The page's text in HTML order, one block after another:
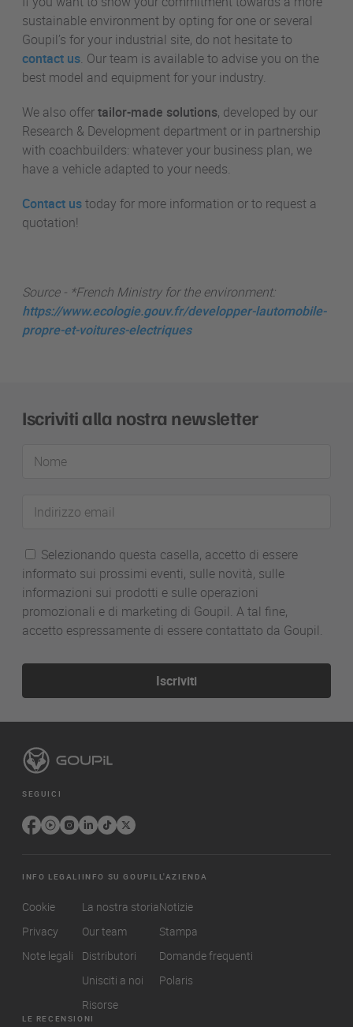
sustainable environment by opting for one or several
Goupil’s for your industrial site, do not hesitate to
contact us. Our team is available to advise you on the
best model and equipment for your industry.
We also offertailor-made solutions, developed by our
Research & Development department or in partnership
with coachbuilders: whatever your business plan, we
have a vehicle adapted to your needs.
Contact ustoday for more information or to request a
quotation!
Source - *French Ministry for the environment:
https://www.ecologie.gouv.fr/developper-lautomobile-
propre-et-voitures-electriques
Iscriviti alla nostra newsletter
Nome
Indirizzo
email
Selezionando questa casella, accetto di essere
informato sui prossimi eventi, sulle novità, sulle
informazioni sui prodotti e sulle operazioni
promozionali e di marketing di Goupil. A tal fine,
accetto espressamente di essere contattato da Goupil.
Iscriviti
SEGUICI
INFO LEGALI
Cookie
Privacy
Note legali
INFO SU GOUPIL
La nostra storia
Our team
Distributori
Unisciti a noi
Risorse
L'AZIENDA
Notizie
Stampa
Domande frequenti
Polaris
LE RECENSIONI